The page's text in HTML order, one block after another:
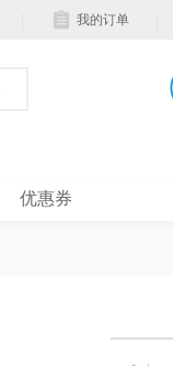
我的订单
优惠券